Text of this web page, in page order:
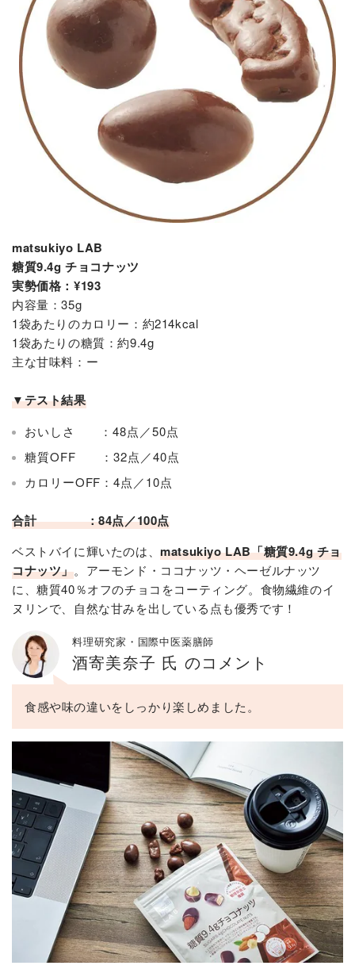
matsukiyo LAB
糖質9.4g チョコナッツ
実勢価格：¥193
内容量：35g
1袋あたりのカロリー：約214kcal
1袋あたりの糖質：約9.4g
主な甘味料：ー
▼テスト結果
おいしさ ：48点／50点
糖質OFF ：32点／40点
カロリーOFF：4点／10点
合計 ：84点／100点
ベストバイに輝いたのは、matsukiyo LAB「糖質9.4g チョ
コナッツ」。アーモンド・ココナッツ・ヘーゼルナッツ
に、糖質40％オフのチョコをコーティング。食物繊維のイ
ヌリンで、自然な甘みを出している点も優秀です！
料理研究家・国際中医薬膳師
酒寄美奈子 氏 のコメント
食感や味の違いをしっかり楽しめました。